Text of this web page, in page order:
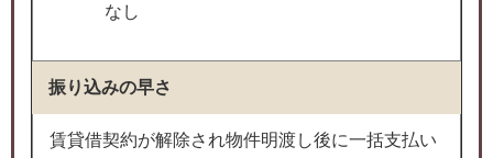
なし
振り込みの早さ
賃貸借契約が解除され物件明渡し後に一括支払い